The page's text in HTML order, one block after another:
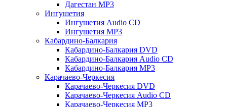
Дагестан MP3
Ингушетия
Ингушетия Audio CD
Ингушетия MP3
Кабардино-Балкария
Кабардино-Балкария DVD
Кабардино-Балкария Audio CD
Кабардино-Балкария MP3
Карачаево-Черкесия
Карачаево-Черкесия DVD
Карачаево-Черкесия Audio CD
Карачаево-Черкесия MP3